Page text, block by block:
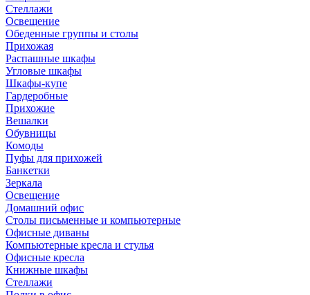
Стеллажи
Освещение
Обеденные группы и столы
Прихожая
Распашные шкафы
Угловые шкафы
Шкафы-купе
Гардеробные
Прихожие
Вешалки
Обувницы
Комоды
Пуфы для прихожей
Банкетки
Зеркала
Освещение
Домашний офис
Столы письменные и компьютерные
Офисные диваны
Компьютерные кресла и стулья
Офисные кресла
Книжные шкафы
Стеллажи